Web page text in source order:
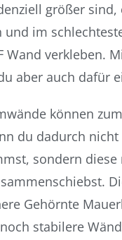
größer sind,
und im
Wand verkleben.
aber auch dafür
können
du dadurch
sondern
Gehörnte
stabilere